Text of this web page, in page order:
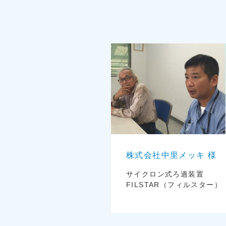
株式会社中里メッキ 様
サイクロン式ろ過装置
FILSTAR（フィルスター）